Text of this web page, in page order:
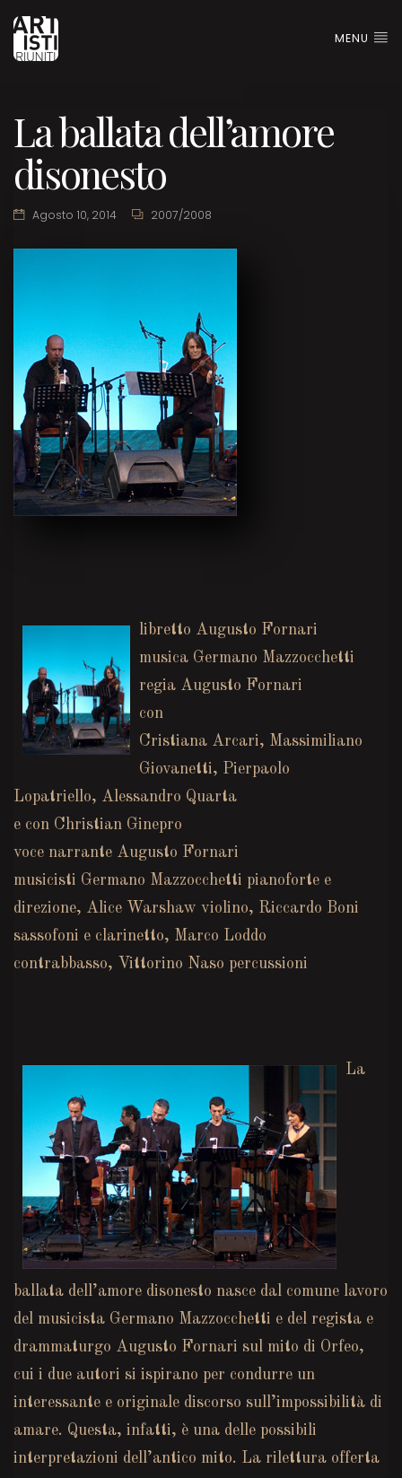
MENU
La ballata dell’amore
disonesto
Agosto 10, 2014 2007/2008
libretto Augusto Fornari
musica Germano Mazzocchetti
regia Augusto Fornari
con
Cristiana Arcari, Massimiliano
Giovanetti, Pierpaolo
Lopatriello, Alessandro Quarta
e con Christian Ginepro
voce narrante Augusto Fornari
musicisti Germano Mazzocchetti pianoforte e
direzione, Alice Warshaw violino, Riccardo Boni
sassofoni e clarinetto, Marco Loddo
contrabbasso, Vittorino Naso percussioni
La
ballata dell’amore disonesto nasce dal comune lavoro
del musicista Germano Mazzocchetti e del regista e
drammaturgo Augusto Fornari sul mito di Orfeo,
cui i due autori si ispirano per condurre un
interessante e originale discorso sull’impossibilità di
amare. Questa, infatti, è una delle possibili
interpretazioni dell’antico mito. La rilettura offerta